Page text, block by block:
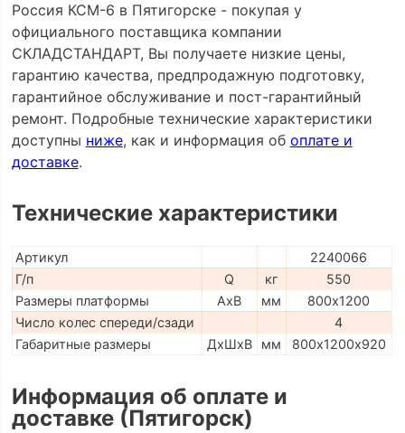
Россия КСМ-6 в Пятигорске - покупая у
официального поставщика компании
СКЛАДСТАНДАРТ, Вы получаете низкие цены,
гарантию качества, предпродажную подготовку,
гарантийное обслуживание и пост-гарантийный
ремонт. Подробные технические характеристики
доступны ниже, как и информация об оплате и
доставке.
Технические характеристики
Артикул
2240066
Г/п
Q кг
550
Размеры платформы
AxB мм
800х1200
Число колес спереди/сзади
4
Габаритные размеры
ДхШхВ мм 800х1200х920
Информация об оплате и
доставке (Пятигорск)